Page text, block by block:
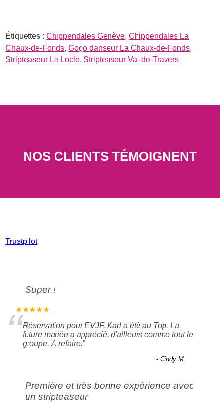
Étiquettes :Chippendales Genève,Chippendales La
Chaux-de-Fonds,Gogo danseur La Chaux-de-Fonds,
Stripteaseur Le Locle, Stripteaseur Val-de-Travers
NOS CLIENTS TÉMOIGNENT
Trustpilot
Super !
★★★★★
“Réservation pour EVJF. Karl a été au Top. La
future mariée a apprécié, d'ailleurs comme tout le
groupe. À refaire.”
- Cindy M.
Première et très bonne expérience avec
un stripteaseur